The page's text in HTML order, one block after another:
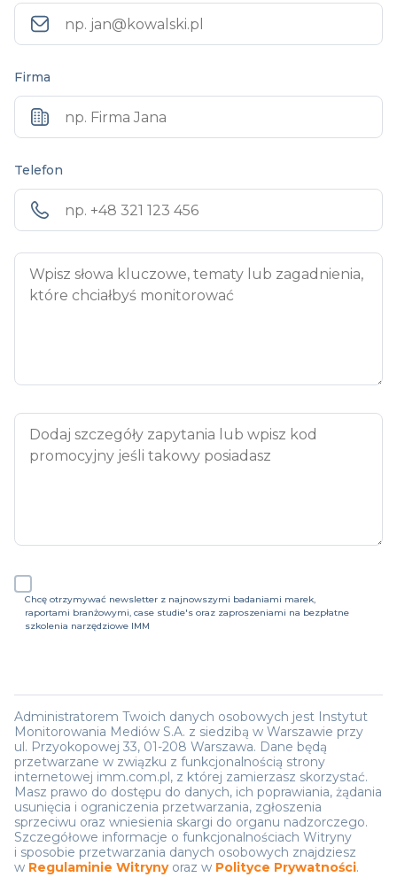
Firma
Telefon
Chcę otrzymywać newsletter z najnowszymi badaniami marek,
raportami branżowymi, case studie's oraz zaproszeniami na bezpłatne
szkolenia narzędziowe IMM
Administratorem Twoich danych osobowych jest Instytut
Monitorowania Mediów S.A. z siedzibą w Warszawie przy
ul. Przyokopowej 33, 01-208 Warszawa. Dane będą
przetwarzane w związku z funkcjonalnością strony
internetowej imm.com.pl, z której zamierzasz skorzystać.
Masz prawo do dostępu do danych, ich poprawiania, żądania
usunięcia i ograniczenia przetwarzania, zgłoszenia
sprzeciwu oraz wniesienia skargi do organu nadzorczego.
Szczegółowe informacje o funkcjonalnościach Witryny
i sposobie przetwarzania danych osobowych znajdziesz
w Regulaminie Witrynyoraz w Polityce Prywatności.